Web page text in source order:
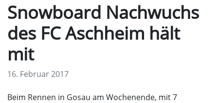
Snowboard Nachwuchs
des FC Aschheim hält
mit
16. Februar 2017
Beim Rennen in Gosau am Wochenende, mit 7